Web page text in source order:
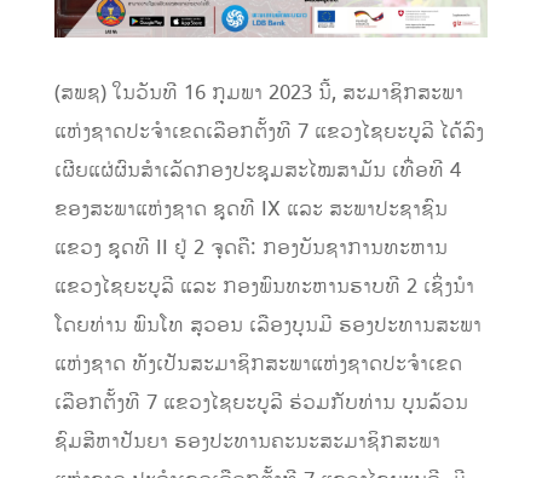
(ສພຊ) ໃນວັນທີ 16 ກຸມພາ 2023 ນີ້, ສະມາຊິກສະພາ
ແຫ່ງຊາດປະຈຳເຂດເລືອກຕັ້ງທີ 7 ແຂວງໄຊຍະບູລີ ໄດ້ລົງ
ເຜີຍແຜ່ຜົນສຳເລັດກອງປະຊຸມສະໄໝສາມັນ ເທື່ອທີ 4
ຂອງສະພາແຫ່ງຊາດ ຊຸດທີ IX ແລະ ສະພາປະຊາຊົນ
ແຂວງ ຊຸດທີ II ຢູ່ 2 ຈຸດຄື: ກອງບັນຊາການທະຫານ
ແຂວງໄຊຍະບູລີ ແລະ ກອງພົນທະຫານຮາບທີ 2 ເຊິ່ງນຳ
ໂດຍທ່ານ ພົນໂທ ສຸວອນ ເລືອງບຸນມີ ຮອງປະທານສະພາ
ແຫ່ງຊາດ ທັງເປັນສະມາຊິກສະພາແຫ່ງຊາດປະຈໍາເຂດ
ເລືອກຕັ້ງທີ 7 ແຂວງໄຊຍະບູລີ ຮ່ວມກັບທ່ານ ບຸນລ້ວນ
ຊົມສີຫາປັນຍາ ຮອງປະທານຄະນະສະມາຊິກສະພາ